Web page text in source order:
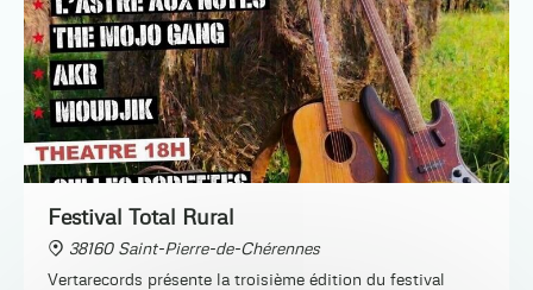
Festival Total Rural
38160 Saint-Pierre-de-Chérennes
Vertarecords présente la troisième édition du festival